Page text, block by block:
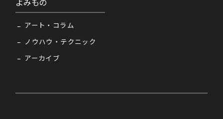
よみもの
アート・コラム
ノウハウ・テクニック
アーカイブ